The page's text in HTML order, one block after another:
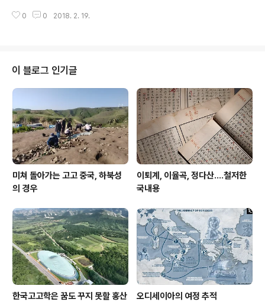
려본기 제6) 고국원왕본기 즉위년 : 고국원왕(故國原王)은 이름이 사유(斯由)
고왕본기 : 24년(369) 가을 9월에 고구려 왕 사유(斯由)가 보병과 기병 2만
명을 거느리고 치양(雉壤)에 와서 진을 치고는 군사를 나누어 민가를 약탈..
0 0 2018. 2. 19.
이 블로그 인기글
미쳐 돌아가는 고고 중국, 하북성
의 경우
이퇴계, 이율곡, 정다산....철저한
국내용
한국고고학은 꿈도 꾸지 못할 홍산
오디세이아의 여정 추적